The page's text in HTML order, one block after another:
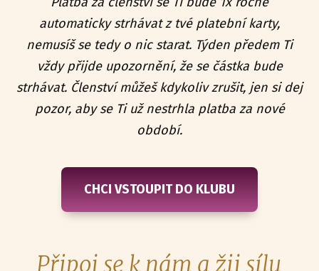
automaticky strhávat z tvé platební karty,
nemusíš se tedy o nic starat. Týden předem Ti
vždy přijde upozornění, že se částka bude
strhávat. Členství můžeš kdykoliv zrušit, jen si dej
pozor, aby se Ti už nestrhla platba za nové
období.
CHCI VSTOUPIT DO KLUBU
Připoj se k nám a žij sílu